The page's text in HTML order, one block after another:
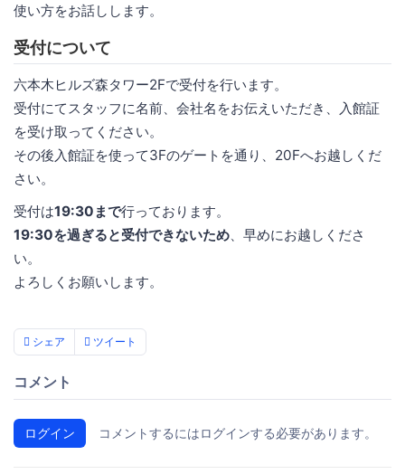
使い方をお話しします。
受付について
六本木ヒルズ森タワー2Fで受付を行います。
受付にてスタッフに名前、会社名をお伝えいただき、入館証
を受け取ってください。
その後入館証を使って3Fのゲートを通り、20Fへお越しくだ
さい。
受付は19:30まで行っております。
19:30を過ぎると受付できないため 、早めにお越しくださ
い。
よろしくお願いします。
シェア ツイート
コメント
ログイン コメントするにはログインする必要があります。